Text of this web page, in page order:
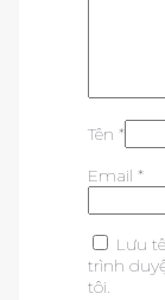
Tên *
Email *
Lưu
trình
tôi.